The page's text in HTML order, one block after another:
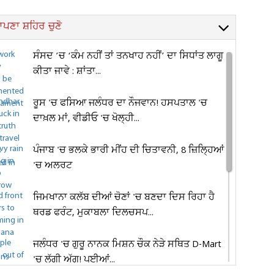
ਸ਼ਹਿਰ ਚੁਣੋ
ਸੰਸਦ ’ਚ ‘ਕੰਮ ਨਹੀਂ ਤਾਂ ਤਨਖਾਹ ਨਹੀਂ’ ਦਾ ਸਿਧਾਂਤ ਲਾਗੂ
ਕੀਤਾ ਜਾਵੇ : ਸ਼ਾਂਤਾ...
ਰੂਸ 'ਚ ਫਸਿਆ ਜਲੰਧਰ ਦਾ ਨੌਜਵਾਨ! ਹਸਪਤਾਲ 'ਚ
ਦਾਖ਼ਲ ਮਾਂ, ਵੀਡੀਓ 'ਚ ਖੋਲ੍ਹੀ...
ਪੰਜਾਬ 'ਚ ਭਲਕੇ ਭਾਰੀ ਮੀਂਹ ਦੀ ਚਿਤਾਵਨੀ, 8 ਜ਼ਿਲ੍ਹਿਆਂ
'ਚ ਅਲਰਟ
ਜਿਮਖਾਨਾ ਕਲੱਬ ਦੀਆਂ ਚੋਣਾਂ 'ਚ ਬਣਦਾ ਦਿਸ ਰਿਹਾ ਹੈ
ਥਰਡ ਫਰੰਟ, ਮੁਕਾਬਲਾ ਦਿਲਚਸਪ...
ਜਲੰਧਰ 'ਚ ਗੁਰੂ ਨਾਨਕ ਮਿਸ਼ਨ ਚੌਕ ਨੇੜੇ ਸਥਿਤ D-Mart
'ਚ ਲੱਗੀ ਅੱਗ! ਪਈਆਂ...